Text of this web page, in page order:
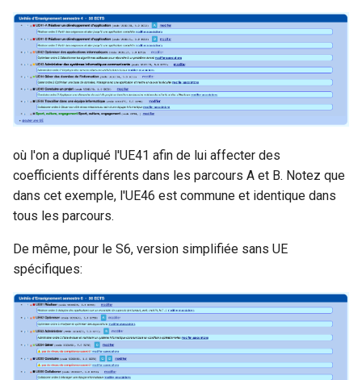
où l'on a dupliqué l'UE41 afin de lui affecter des
coefficients différents dans les parcours A et B. Notez que
dans cet exemple, l'UE46 est commune et identique dans
tous les parcours.
De même, pour le S6, version simplifiée sans UE
spécifiques: